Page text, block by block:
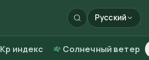
Русский
Kp индекс Солнечный ветер